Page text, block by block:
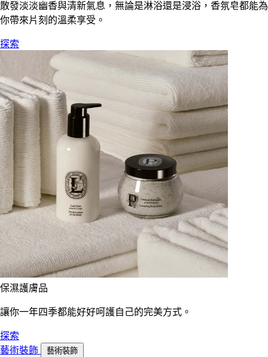
散發淡淡幽香與清新氣息，無論是淋浴還是浸浴，香氛皂都能為
你帶來片刻的溫柔享受。
探索
保濕護膚品
讓你一年四季都能好好呵護自己的完美方式。
探索
藝術裝飾
藝術裝飾